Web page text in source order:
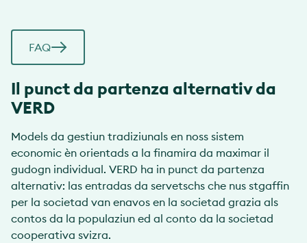
FAQ
Il punct da partenza alternativ da
VERD
Models da gestiun tradiziunals en noss sistem
economic èn orientads a la finamira da maximar il
gudogn individual. VERD ha in punct da partenza
alternativ: las entradas da servetschs che nus stgaffin
per la societad van enavos en la societad grazia als
contos da la populaziun ed al conto da la societad
cooperativa svizra.